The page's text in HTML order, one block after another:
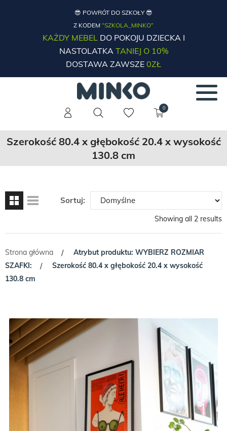
😎 POWRÓT DO SZKOŁY 😎
Z KODEM “SZKOLA_MINKO”
KAŻDY MEBELDO POKOJU DZIECKA I
NASTOLATKATANIEJ O 10%
DOSTAWA ZAWSZE 0ZŁ
0
Szerokość 80.4 x głębokość 20.4 x wysokość
130.8 cm
Sortuj:
Showing all 2 results
Strona główna /
Atrybut produktu: WYBIERZ ROZMIAR
SZAFKI:
/
Szerokość 80.4 x głębokość 20.4 x wysokość
130.8 cm